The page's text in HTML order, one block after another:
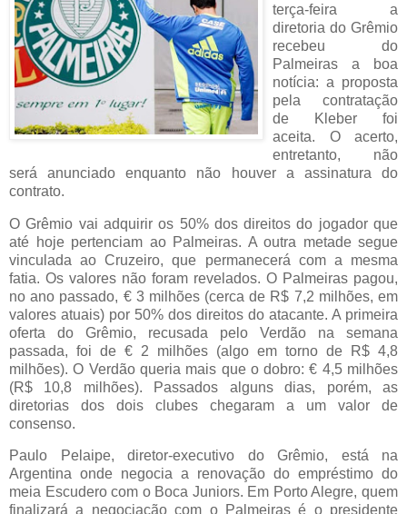
terça-feira a
diretoria do Grêmio
recebeu do
Palmeiras a boa
notícia: a proposta
pela contratação
de Kleber foi
aceita. O acerto,
entretanto, não
será anunciado enquanto não houver a assinatura do
contrato.
O Grêmio vai adquirir os 50% dos direitos do jogador que
até hoje pertenciam ao Palmeiras. A outra metade segue
vinculada ao Cruzeiro, que permanecerá com a mesma
fatia. Os valores não foram revelados. O Palmeiras pagou,
no ano passado, € 3 milhões (cerca de R$ 7,2 milhões, em
valores atuais) por 50% dos direitos do atacante. A primeira
oferta do Grêmio, recusada pelo Verdão na semana
passada, foi de € 2 milhões (algo em torno de R$ 4,8
milhões). O Verdão queria mais que o dobro: € 4,5 milhões
(R$ 10,8 milhões). Passados alguns dias, porém, as
diretorias dos dois clubes chegaram a um valor de
consenso.
Paulo Pelaipe, diretor-executivo do Grêmio, está na
Argentina onde negocia a renovação do empréstimo do
meia Escudero com o Boca Juniors. Em Porto Alegre, quem
finalizará a negociação com o Palmeiras é o presidente